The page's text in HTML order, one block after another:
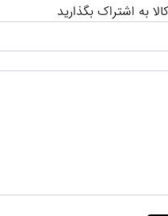
به اشتراک بگذارید